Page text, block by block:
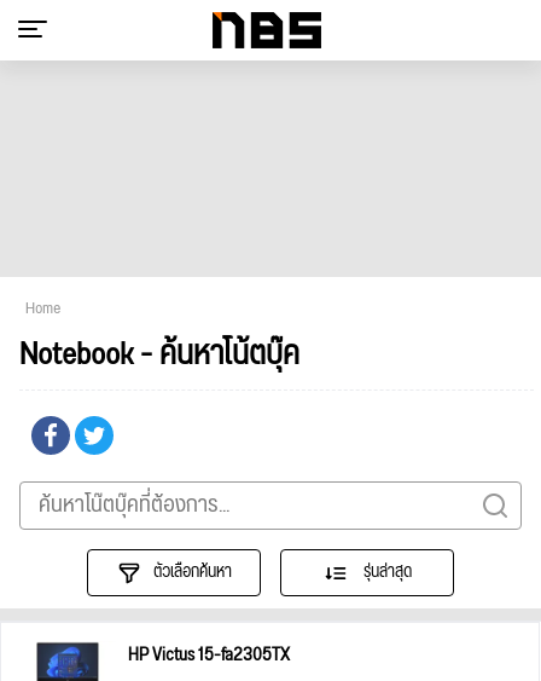
Home
Notebook - ค้นหาโน้ตบุ๊ค
ตัวเลือกค้นหา รุ่นล่าสุด
HP Victus 15-fa2305TX